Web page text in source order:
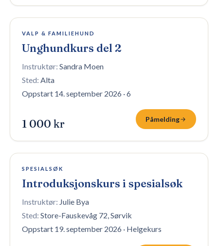
8 plasser igjen
VALP & FAMILIEHUND
Unghundkurs del 2
Instruktør: Sandra Moen
Sted: Alta
Oppstart 14. september 2026 ·6
1 000 kr Påmelding
1 plass igjen
SPESIALSØK
Introduksjonskurs i spesialsøk
Instruktør: Julie Bya
Sted: Store-Fauskevåg 72, Sørvik
Oppstart 19. september 2026 · Helgekurs